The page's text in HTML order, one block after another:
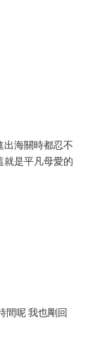
出海關時都忍不
就是平凡母愛的
間呢 我也剛回